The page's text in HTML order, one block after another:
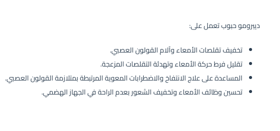
ديبرومو حبوب تعمل على:
تخفيف تقلصات الأمعاء وآلام القولون العصبي.
تقليل فرط حركة الأمعاء وتهدئة التقلصات المزعجة.
المساعدة على علاج الانتفاخ والاضطرابات المعوية المرتبطة بمتلازمة القولون العصبي.
تحسين وظائف الأمعاء وتخفيف الشعور بعدم الراحة في الجهاز الهضمي.